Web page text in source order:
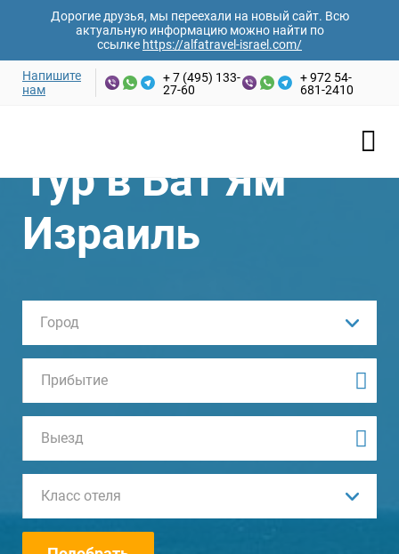
Дорогие друзья, мы переехали на новый сайт. Всю
актуальную информацию можно найти по
ссылке https://alfatravel-israel.com/
Напишите
нам
+ 7 (495) 133-
27-60
+ 972 54-
681-2410
Тур в Бат Ям
Израиль
Город
Класс отеля